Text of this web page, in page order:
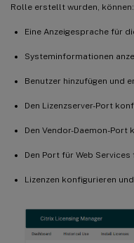
Rolle erstellt wurden, können:
Eine Anzeigesprache für
Systeminformationen
Benutzer hinzufügen und
Den Lizenzserver-Port
Den Vendor-Daemon-Port
Den Port für Web
Lizenzen konfigurieren